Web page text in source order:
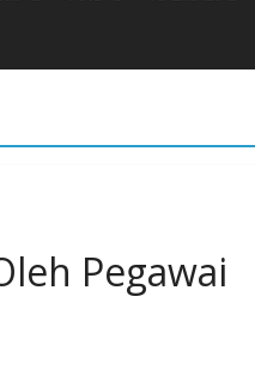
Pegawai